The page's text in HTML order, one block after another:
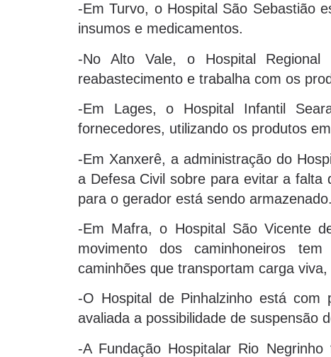
-Em Turvo, o Hospital São Sebastião
insumos e medicamentos.
-No Alto Vale, o Hospital
reabastecimento e trabalha com os
-Em Lages, o Hospital Infantil
fornecedores, utilizando os produtos
-Em Xanxerê, a administração do
a Defesa Civil sobre para evitar a falta
para o gerador está sendo armazenado.
-Em Mafra, o Hospital São Vicente
movimento dos caminhoneiros
caminhões que transportam carga
-O Hospital de Pinhalzinho está com
avaliada a possibilidade de suspensão
-A Fundação Hospitalar Rio